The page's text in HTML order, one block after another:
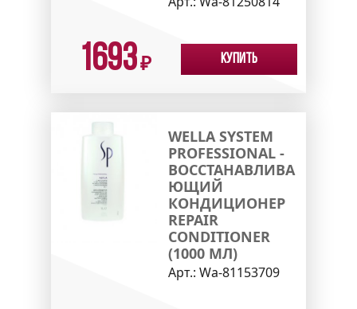
1693₽ Купить
WELLA SYSTEM
PROFESSIONAL -
ВОССТАНАВЛИВА
ЮЩИЙ
КОНДИЦИОНЕР
REPAIR
CONDITIONER
(1000 МЛ)
Арт.: Wa-81153709